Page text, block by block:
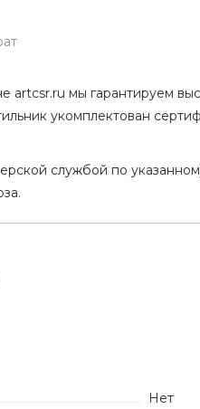
artcsr.ru мы гарантируем
укомплектован
службой по
Нет